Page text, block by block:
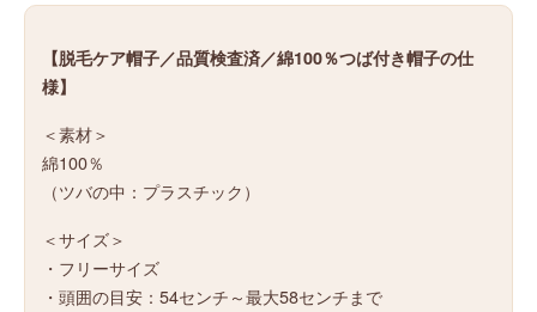
【脱毛ケア帽子／品質検査済／綿100％つば付き帽子の仕
様】
＜素材＞
綿100％
（ツバの中：プラスチック）
＜サイズ＞
・フリーサイズ
・頭囲の目安：54センチ～最大58センチまで